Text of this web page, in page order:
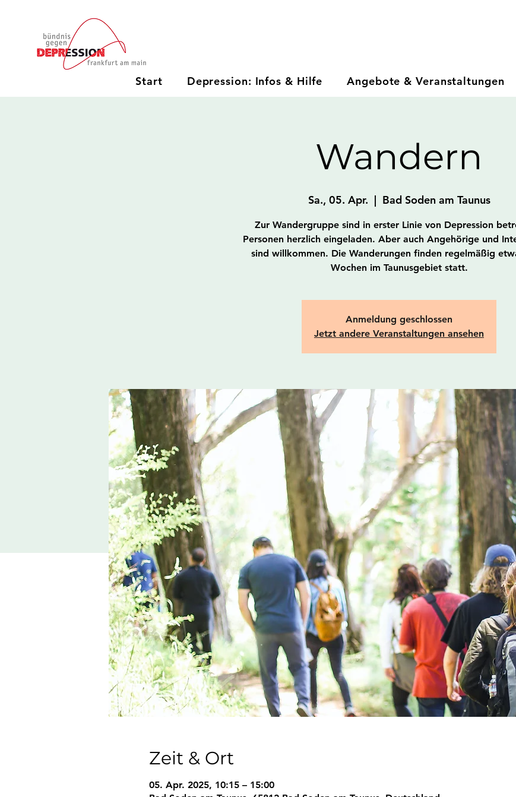
Start Depression: Infos & Hilfe Angebote & Veranstaltungen
Wandern
Sa., 05. Apr.
  |
Bad Soden am Taunus
Zur Wandergruppe sind in erster Linie von Depression
Personen herzlich eingeladen. Aber auch Angehörige und
sind willkommen. Die Wanderungen finden regelmäßig
Wochen im Taunusgebiet statt.
Anmeldung geschlossen
Jetzt andere Veranstaltungen ansehen
Zeit & Ort
05. Apr. 2025, 10:15 – 15:00